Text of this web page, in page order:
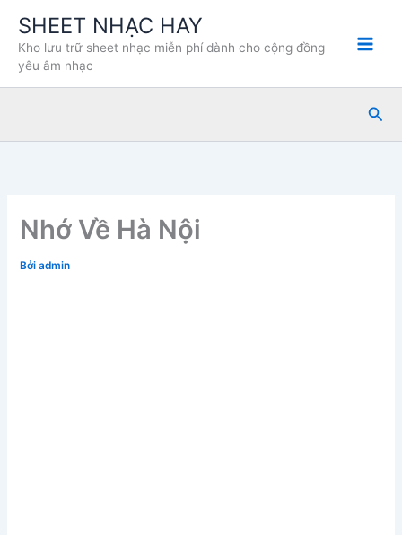
dung
SHEET NHẠC HAY
Kho lưu trữ sheet nhạc miễn phí dành cho cộng đồng
yêu âm nhạc
Tìm
Nhớ Về Hà Nội
Bởiadmin